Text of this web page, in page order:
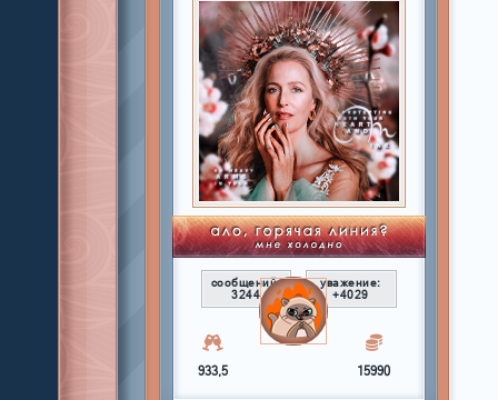
сообщений:
3244
уважение:
+4029
933,5 15990